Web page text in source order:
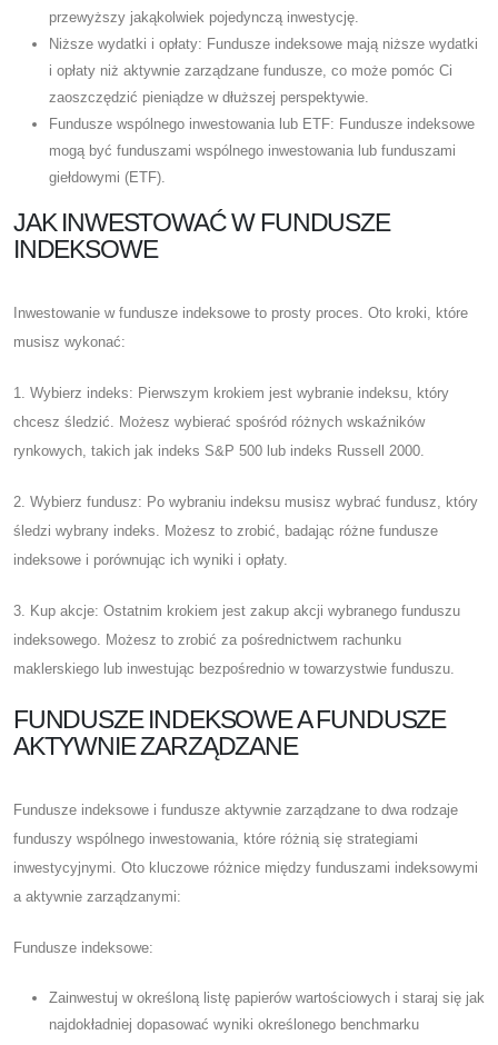
przewyższy jakąkolwiek pojedynczą inwestycję.
Niższe wydatki i opłaty: Fundusze indeksowe mają niższe wydatki
i opłaty niż aktywnie zarządzane fundusze, co może pomóc Ci
zaoszczędzić pieniądze w dłuższej perspektywie.
Fundusze wspólnego inwestowania lub ETF: Fundusze indeksowe
mogą być funduszami wspólnego inwestowania lub funduszami
giełdowymi (ETF).
JAK INWESTOWAĆ W FUNDUSZE
INDEKSOWE
Inwestowanie w fundusze indeksowe to prosty proces. Oto kroki, które
musisz wykonać:
1. Wybierz indeks: Pierwszym krokiem jest wybranie indeksu, który
chcesz śledzić. Możesz wybierać spośród różnych wskaźników
rynkowych, takich jak indeks S&P 500 lub indeks Russell 2000.
2. Wybierz fundusz: Po wybraniu indeksu musisz wybrać fundusz, który
śledzi wybrany indeks. Możesz to zrobić, badając różne fundusze
indeksowe i porównując ich wyniki i opłaty.
3. Kup akcje: Ostatnim krokiem jest zakup akcji wybranego funduszu
indeksowego. Możesz to zrobić za pośrednictwem rachunku
maklerskiego lub inwestując bezpośrednio w towarzystwie funduszu.
FUNDUSZE INDEKSOWE A FUNDUSZE
AKTYWNIE ZARZĄDZANE
Fundusze indeksowe i fundusze aktywnie zarządzane to dwa rodzaje
funduszy wspólnego inwestowania, które różnią się strategiami
inwestycyjnymi. Oto kluczowe różnice między funduszami indeksowymi
a aktywnie zarządzanymi:
Fundusze indeksowe:
Zainwestuj w określoną listę papierów wartościowych i staraj się jak
najdokładniej dopasować wyniki określonego benchmarku